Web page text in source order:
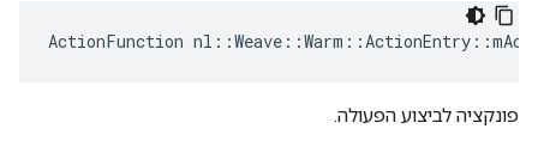
ActionFunction
פונקציה לביצוע הפעולה.